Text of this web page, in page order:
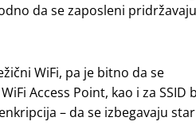
da se zaposleni
WiFi, pa je bitno da se
Access Point, kao i za SSID
– da se izbegavaju